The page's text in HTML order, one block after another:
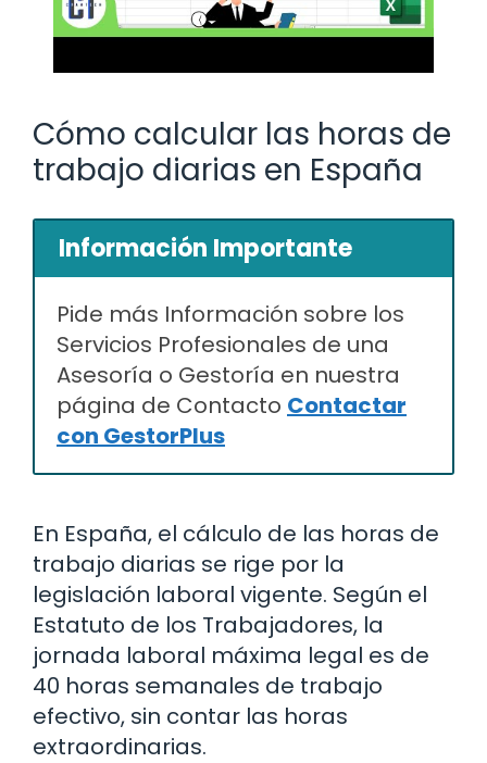
Cómo calcular las horas de
trabajo diarias en España
Información Importante
Pide más Información sobre los
Servicios Profesionales de una
Asesoría o Gestoría en nuestra
página de Contacto Contactar
con GestorPlus
En España, el cálculo de las horas de
trabajo diarias se rige por la
legislación laboral vigente. Según el
Estatuto de los Trabajadores, la
jornada laboral máxima legal es de
40 horas semanales de trabajo
efectivo, sin contar las horas
extraordinarias.